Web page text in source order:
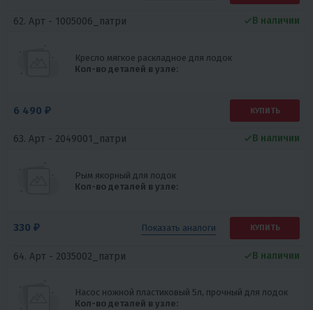
62. Арт - 1005006_патри
Кресло мягкое раскладное для лодок
Кол-во деталей в узле:
В наличии
6 490 ₽ КУПИТЬ
63. Арт - 2049001_патри
Рым якорный для лодок
Кол-во деталей в узле:
В наличии
330 ₽ Показать аналоги КУПИТЬ
64. Арт - 2035002_патри
Насос ножной пластиковый 5л, прочный для лодок
Кол-во деталей в узле:
В наличии